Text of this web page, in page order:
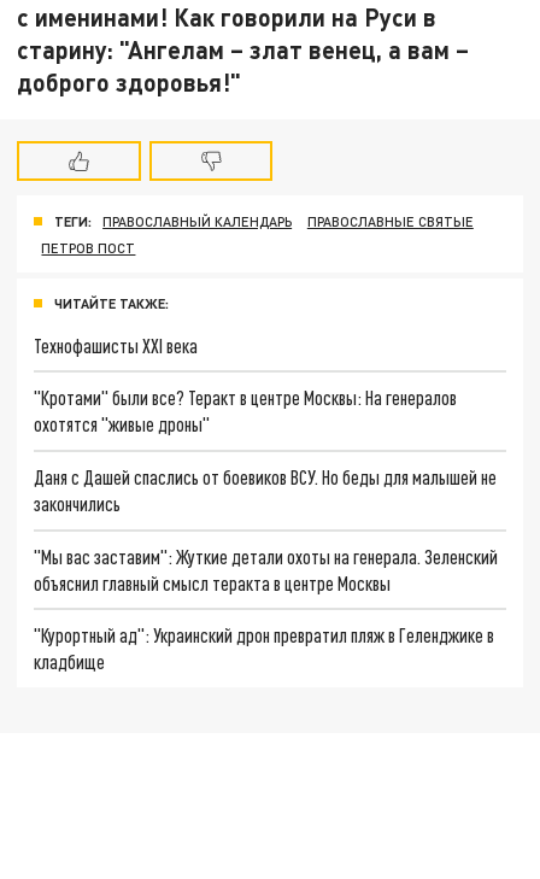
с именинами! Как говорили на Руси в
старину: "Ангелам – злат венец, а вам –
доброго здоровья!"
ТЕГИ: ПРАВОСЛАВНЫЙ КАЛЕНДАРЬ
ПРАВОСЛАВНЫЕ СВЯТЫЕ
ПЕТРОВ ПОСТ
ЧИТАЙТЕ ТАКЖЕ:
Технофашисты XXI века
"Кротами" были все? Теракт в центре Москвы: На генералов
охотятся "живые дроны"
Даня с Дашей спаслись от боевиков ВСУ. Но беды для малышей не
закончились
"Мы вас заставим": Жуткие детали охоты на генерала. Зеленский
объяснил главный смысл теракта в центре Москвы
"Курортный ад": Украинский дрон превратил пляж в Геленджике в
кладбище